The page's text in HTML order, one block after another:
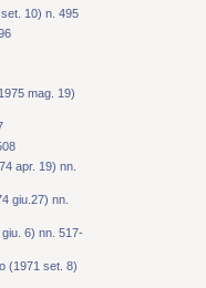
10) n. 495
mag. 19)
apr. 19) nn.
giu.27) nn.
6) nn. 517-
(1971 set. 8)